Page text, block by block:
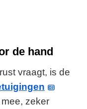
de hand
vraagt, is de
zeker